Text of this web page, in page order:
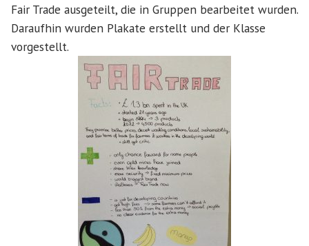
Fair Trade ausgeteilt, die in Gruppen bearbeitet wurden.
Daraufhin wurden Plakate erstellt und der Klasse
vorgestellt.